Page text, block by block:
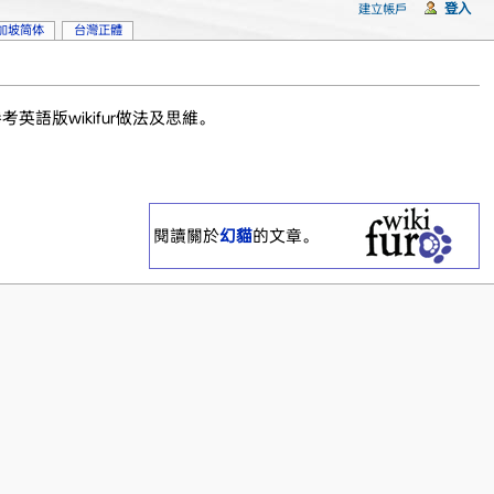
英語版wikifur做法及思維。
閱讀關於幻貓的文章。
坡简体 台灣正體
建立帳戶 登入